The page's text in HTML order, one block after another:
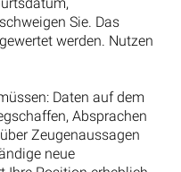
Sie. Das
werden. Nutzen
Daten auf dem
Absprachen
Zeugenaussagen
neue